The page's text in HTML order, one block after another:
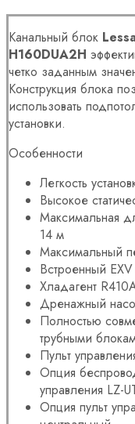
Канальный блок
H160DUA2H
четко заданным
Конструкция блока
использовать
установки.
Особенности
Легкость
Высокое
Максимальная
14 м
Максимальный
Встроенный
Хладагент
Дренажный
Полностью
трубными
Пульт
Опция
управления LZ-
Опция пульт